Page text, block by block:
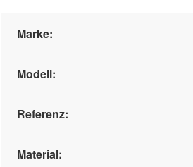
Marke:
Modell:
Referenz:
Material: